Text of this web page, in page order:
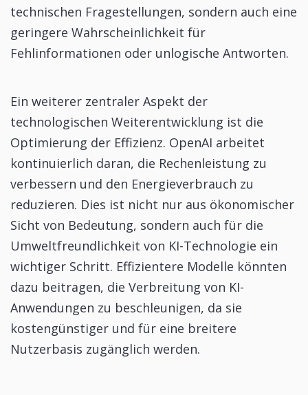
technischen Fragestellungen, sondern auch eine
geringere Wahrscheinlichkeit für
Fehlinformationen oder unlogische Antworten.
Ein weiterer zentraler Aspekt der
technologischen Weiterentwicklung ist die
Optimierung der Effizienz. OpenAI arbeitet
kontinuierlich daran, die Rechenleistung zu
verbessern und den Energieverbrauch zu
reduzieren. Dies ist nicht nur aus ökonomischer
Sicht von Bedeutung, sondern auch für die
Umweltfreundlichkeit von KI-Technologie ein
wichtiger Schritt. Effizientere Modelle könnten
dazu beitragen, die Verbreitung von KI-
Anwendungen zu beschleunigen, da sie
kostengünstiger und für eine breitere
Nutzerbasis zugänglich werden.